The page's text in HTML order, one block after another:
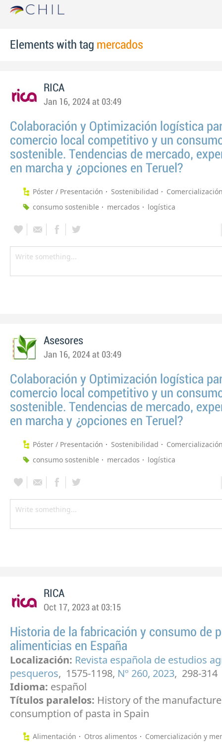
Elements with tag mercados
RICA
Jan 16, 2024 at 03:49
Colaboración y Optimización logística
comercio local competitivo y un
sostenible. Tendencias de mercado,
en marcha y ¿opciones en Teruel?
Póster / Presentación Sostenibilidad
consumo sostenible
mercados logística
Asesores
Jan 16, 2024 at 03:49
Colaboración y Optimización logística
comercio local competitivo y un
sostenible. Tendencias de mercado,
en marcha y ¿opciones en Teruel?
Póster / Presentación Sostenibilidad
consumo sostenible
mercados logística
RICA
Oct 17, 2023 at 03:15
Historia de la fabricación y consumo de
alimenticias en España
Localización: Revista española de estudios
pesqueros, 1575-1198, Nº 260, 2023, 298-314
Idioma: español
Títulos paralelos: History of the
consumption of pasta in Spain
Alimentación Otros alimentos
Comercialización y